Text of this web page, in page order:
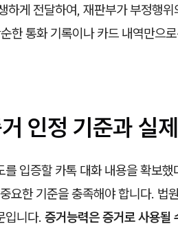
하게 전달하여, 재판부가 부정행
한 통화 기록이나 카드 내역만으
인정 기준과 실
를 입증할 카톡 대화 내용을 확보
요한 기준을 충족해야 합니다.
입니다. 증거능력은 증거로 사용될